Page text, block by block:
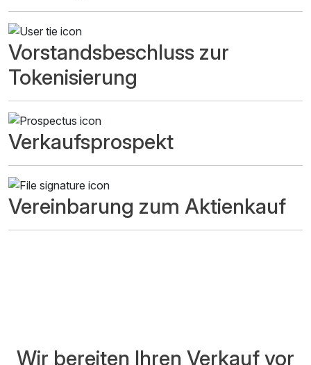
Vorstandsbeschluss zur
Tokenisierung
Verkaufsprospekt
Vereinbarung zum Aktienkauf
Wir bereiten Ihren Verkauf vor